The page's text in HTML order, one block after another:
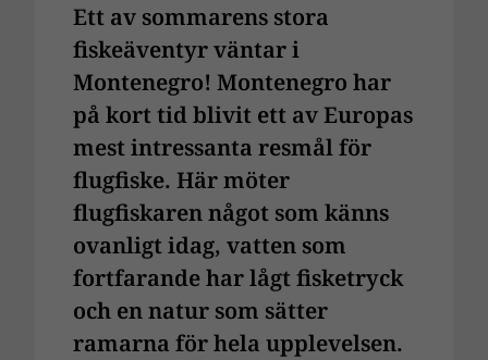
Ett av sommarens stora
fiskeäventyr väntar i
Montenegro! Montenegro har
på kort tid blivit ett av Europas
mest intressanta resmål för
flugfiske. Här möter
flugfiskaren något som känns
ovanligt idag, vatten som
fortfarande har lågt fisketryck
och en natur som sätter
ramarna för hela upplevelsen.